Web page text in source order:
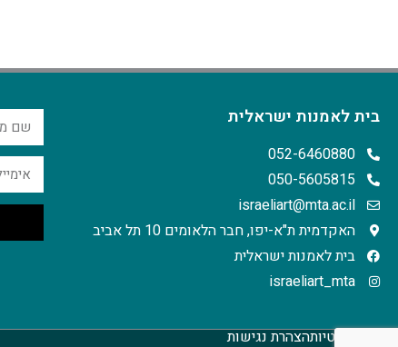
בית לאמנות ישראלית
052-6460880
050-5605815
israeliart@mta.ac.il
האקדמית ת"א-יפו, חבר הלאומים 10 תל אביב
בית לאמנות ישראלית
israeliart_mta
מדיניות פרטיותהצהרת נגישות